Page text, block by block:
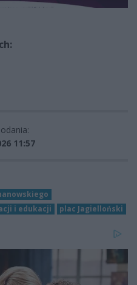
11:57
i edukacji
plac Jagielloński